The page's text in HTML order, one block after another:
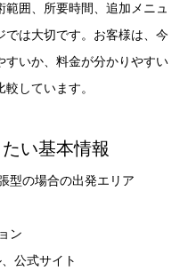
囲、所要時間、追加メニュ
では大切です。お客様は、今
すいか、料金が分かりやすい
しています。
い基本情報
型の場合の出発エリア
ン
公式サイト